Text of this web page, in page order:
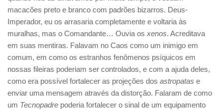
macacões preto e branco com padrões bizarros. Deus-
Imperador, eu os arrasaria completamente e voltaria às
muralhas, mas o Comandante… Ouvia os xenos. Acreditava
em suas mentiras. Falavam no Caos como um inimigo em
comum, em como os estranhos fenômenos psíquicos em
nossas fileiras poderiam ser controlados, e com a ajuda deles,
como era possível fortalecer as projeções dos astropatas e
enviar uma mensagem através da distorção. Falaram de como
um Tecnopadre poderia fortalecer o sinal de um equipamento